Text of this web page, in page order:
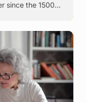
since the 1500s,